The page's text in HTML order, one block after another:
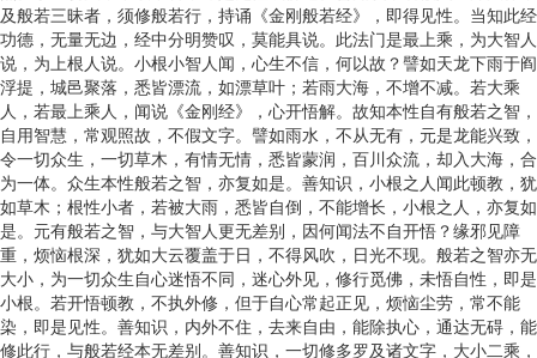
及般若三昧者，须修般若行，持诵《金刚般若经》，即得见性。当知此经
功德，无量无边，经中分明赞叹，莫能具说。此法门是最上乘，为大智人
说，为上根人说。小根小智人闻，心生不信，何以故？譬如天龙下雨于阎
浮提，城邑聚落，悉皆漂流，如漂草叶；若雨大海，不增不减。若大乘
人，若最上乘人，闻说《金刚经》，心开悟解。故知本性自有般若之智，
自用智慧，常观照故，不假文字。譬如雨水，不从无有，元是龙能兴致，
令一切众生，一切草木，有情无情，悉皆蒙润，百川众流，却入大海，合
为一体。众生本性般若之智，亦复如是。善知识，小根之人闻此顿教，犹
如草木；根性小者，若被大雨，悉皆自倒，不能增长，小根之人，亦复如
是。元有般若之智，与大智人更无差别，因何闻法不自开悟？缘邪见障
重，烦恼根深，犹如大云覆盖于日，不得风吹，日光不现。般若之智亦无
大小，为一切众生自心迷悟不同，迷心外见，修行觅佛，未悟自性，即是
小根。若开悟顿教，不执外修，但于自心常起正见，烦恼尘劳，常不能
染，即是见性。善知识，内外不住，去来自由，能除执心，通达无碍，能
修此行，与般若经本无差别。善知识，一切修多罗及诸文字，大小二乘，